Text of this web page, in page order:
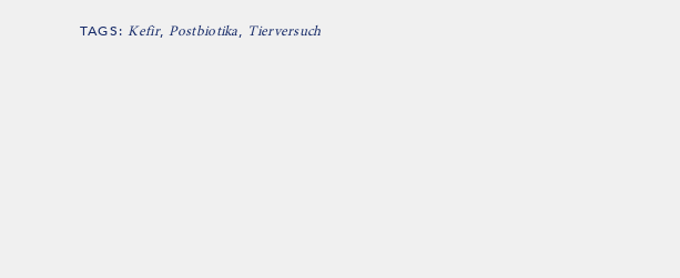
TAGS:Kefir,Postbiotika, Tierversuch